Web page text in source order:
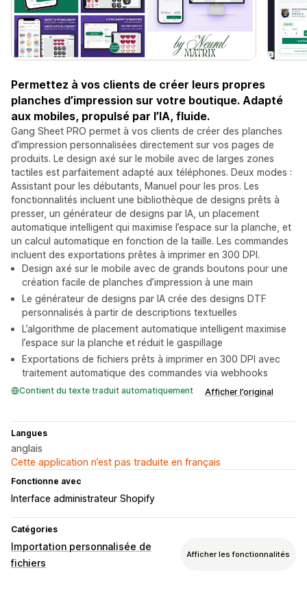
Permettez à vos clients de créer leurs propres
planches d’impression sur votre boutique. Adapté
aux mobiles, propulsé par l’IA, fluide.
Gang Sheet PRO permet à vos clients de créer des planches
d’impression personnalisées directement sur vos pages de
produits. Le design axé sur le mobile avec de larges zones
tactiles est parfaitement adapté aux téléphones. Deux modes :
Assistant pour les débutants, Manuel pour les pros. Les
fonctionnalités incluent une bibliothèque de designs prêts à
presser, un générateur de designs par IA, un placement
automatique intelligent qui maximise l’espace sur la planche, et
un calcul automatique en fonction de la taille. Les commandes
incluent des exportations prêtes à imprimer en 300 DPI.
Design axé sur le mobile avec de grands boutons pour une
création facile de planches d’impression à une main
Le générateur de designs par IA crée des designs DTF
personnalisés à partir de descriptions textuelles
L’algorithme de placement automatique intelligent maximise
l’espace sur la planche et réduit le gaspillage
Exportations de fichiers prêts à imprimer en 300 DPI avec
traitement automatique des commandes via webhooks
Contient du texte traduit automatiquement Afficher l’original
Langues
anglais
Cette application n’est pas traduite en français
Fonctionne avec
Interface administrateur Shopify
Catégories
Importation personnalisée de
fichiers
Afficher les fonctionnalités